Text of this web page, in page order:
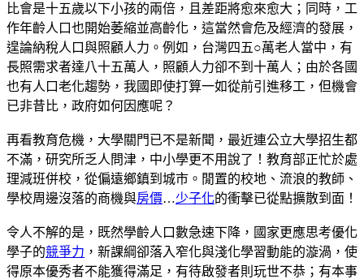
比會是十五歲以下小孩的兩倍，且差距將愈來愈大；同時，工
作年齡人口也開始萎縮並高齡化，這當然會危及經濟的發展，
遑論納稅人口與照顧人力。例如，台灣四五○萬老人當中，有
長照需求者達八十五萬人，照顧人力卻不到十萬人；由於各國
也有人口老化趨勢，我國即使打算一如從前引進移工，但機會
已非昔比，政府如何因應呢？
再看教育危機，大學關門已不是新聞，最近連公立大學招生都
不滿，研究所乏人問津，中小學更不用說了！教育部正忙於處
理減班併校，從偏遠鄉鎮到城市。閒置的校地、流浪的教師、
學校周邊沒落的商機與房價…少子化的衝擊已從點擴散到面！
令人不解的是，既然學齡人口數急速下降，國家更應思考優化
學子的競爭力 ，新課綱卻落入窄化與淺化學習動能的漩渦，使
得原本優秀者不能獲得滿足，有待啟發者則玩世不恭；有本事